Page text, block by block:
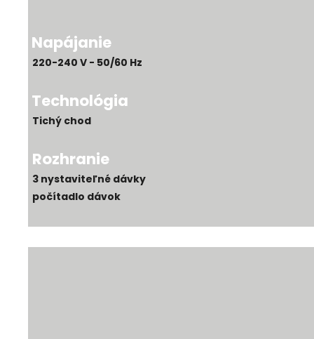
Napájanie
220-240 V - 50/60 Hz
Technológia
Tichý chod
Rozhranie
3 nystaviteľné dávky
počítadlo dávok